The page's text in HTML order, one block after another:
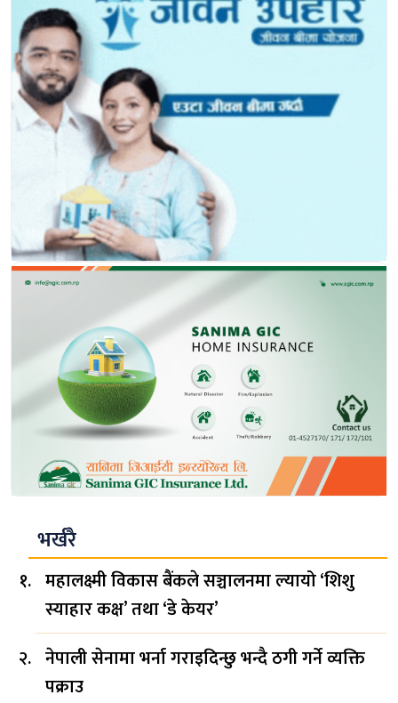
भर्खरै
महालक्ष्मी विकास बैंकले सञ्चालनमा ल्यायो ‘शिशु
स्याहार कक्ष’ तथा ‘डे केयर’
नेपाली सेनामा भर्ना गराइदिन्छु भन्दै ठगी गर्ने व्यक्ति
पक्राउ